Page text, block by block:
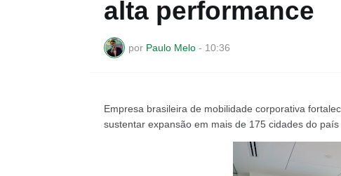
alta performance
por Paulo Melo - 10:36
Empresa brasileira de mobilidade corporativa
sustentar expansão em mais de 175 cidades do país